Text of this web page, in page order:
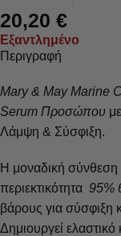
20,20 €
Εξαντλημένο
Περιγραφή
Mary & May Marine
Serum Προσώπου
Λάμψη & Σύσφιξη.
Η μοναδική σύνθεση
περιεκτικότητα 95%
βάρους για σύσφιξη
Δημιουργεί ελαστικό